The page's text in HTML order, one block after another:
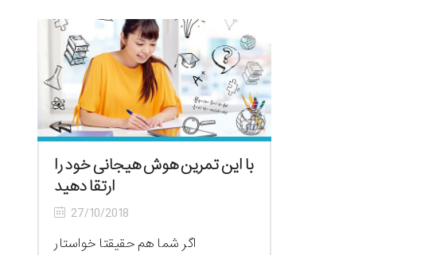
با این تمرین هوش هیجانی خود را
ارتقا دهید
27/10/2018
اگر شما هم حقیقتا خواستار